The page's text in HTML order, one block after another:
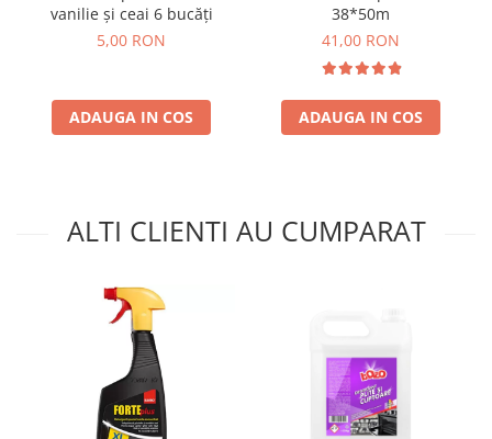
vanilie și ceai 6 bucăți
5,00 RON
ADAUGA IN COS
38*50m
41,00 RON
ADAUGA IN COS
ALTI CLIENTI AU CUMPARAT